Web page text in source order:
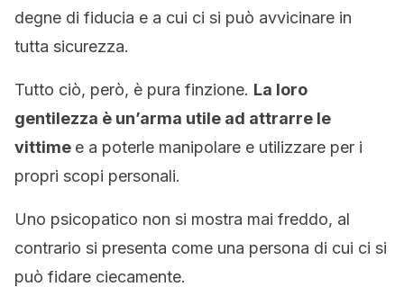
degne di fiducia e a cui ci si può avvicinare in
tutta sicurezza.
Tutto ciò, però, è pura finzione. La loro
gentilezza è un’arma utile ad attrarre le
vittime e a poterle manipolare e utilizzare per i
propri scopi personali.
Uno psicopatico non si mostra mai freddo, al
contrario si presenta come una persona di cui ci si
può fidare ciecamente.